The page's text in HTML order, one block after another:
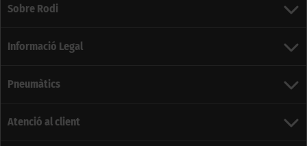
Sobre Rodi
Informació Legal
Pneumàtics
Atenció al client